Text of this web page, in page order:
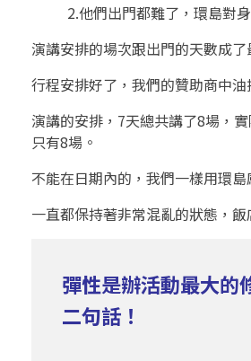
前
，
環
島
演
講
2.他們出門都難了，環島對
演講安排的場次跟出門的天數成了
行程安排好了，我們的贊助商中
演講的安排，7天總共講了8場，
只有8場。
不能在日期內的，我們一樣用環
一直都保持著非常混亂的狀態，
彈性是辦活動最大的
二句話！